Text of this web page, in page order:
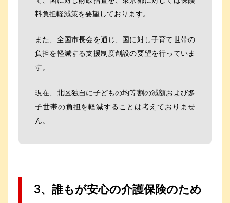
料負担軽減策を要望しております。
また、全国市長会を通じ、国に対し子育て世帯の
負担を軽減する支援制度創設の要望を行っていま
す。
現在、北区独自に子どもの均等割の減額および多
子世帯の負担を軽減することは考えておりませ
ん。
3、誰もが安心の介護保険のため